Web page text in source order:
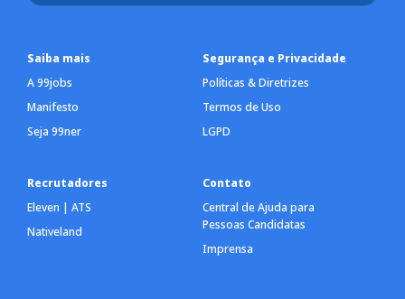
Saiba mais
A 99jobs
Manifesto
Seja 99ner
Segurança e Privacidade
Políticas & Diretrizes
Termos de Uso
LGPD
Recrutadores
Eleven | ATS
Nativeland
Contato
Central de Ajuda para
Pessoas Candidatas
Imprensa